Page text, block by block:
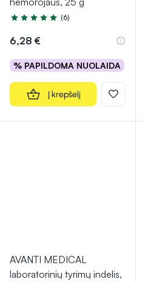
Įvertinimas 4.8 iš 5
(6)
6,28 €
% PAPILDOMA NUOLAIDA
Į krepšelį
AVANTI MEDICAL
laboratorinių tyrimų indelis,